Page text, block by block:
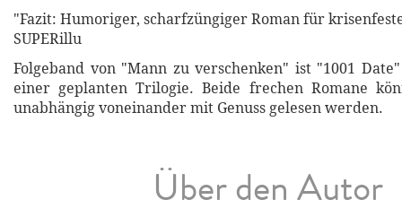
"Fazit: Humoriger, scharfzüngiger Roman für
SUPERillu
Folgeband von "Mann zu verschenken" ist "1001
einer geplanten Trilogie. Beide frechen Romane
unabhängig voneinander mit Genuss gelesen werden.
Über den Autor